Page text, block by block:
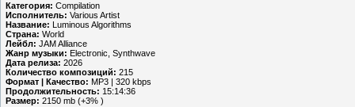
Категория: Compilation
Исполнитель: Various Artist
Название: Luminous Algorithms
Страна: World
Лейбл: JAM Alliance
Жанр музыки: Electronic, Synthwave
Дата релиза: 2026
Количество композиций: 215
Формат | Качество: MP3 | 320 kbps
Продолжительность: 15:14:36
Размер: 2150 mb (+3% )